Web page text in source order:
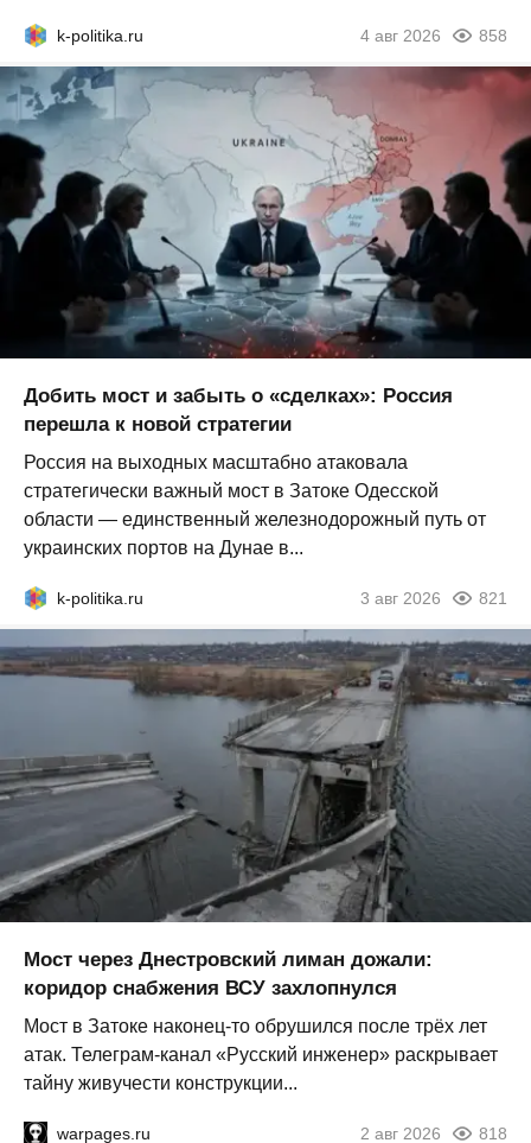
k-politika.ru 4 авг 2026 858
Добить мост и забыть о «сделках»: Россия
перешла к новой стратегии
Россия на выходных масштабно атаковала
стратегически важный мост в Затоке Одесской
области — единственный железнодорожный путь от
украинских портов на Дунае в...
k-politika.ru 3 авг 2026 821
Мост через Днестровский лиман дожали:
коридор снабжения ВСУ захлопнулся
Мост в Затоке наконец-то обрушился после трёх лет
атак. Телеграм-канал «Русский инженер» раскрывает
тайну живучести конструкции...
warpages.ru 2 авг 2026 818